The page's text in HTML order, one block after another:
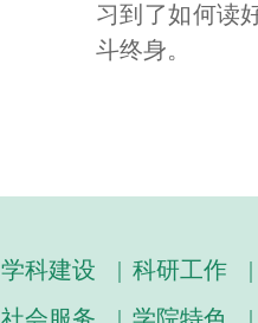
习到了如何读
斗终身。
学科建设 | 科研工作
|